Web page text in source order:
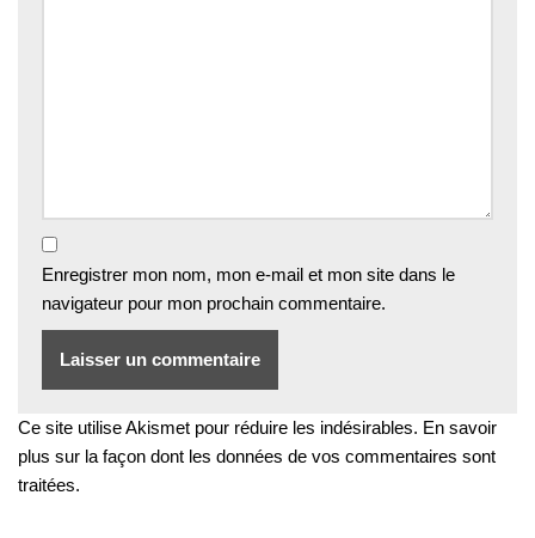
Enregistrer mon nom, mon e-mail et mon site dans le
navigateur pour mon prochain commentaire.
Ce site utilise Akismet pour réduire les indésirables. En savoir
plus sur la façon dont les données de vos commentaires sont
traitées.